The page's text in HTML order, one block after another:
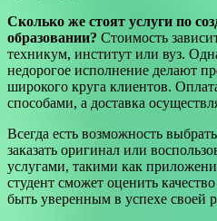
Сколько же стоят услуги по
образовании? Стоимость
техникум, институт или вуз.
недорогое исполнение делают
широкого круга клиентов.
способами, а доставка
Всегда есть возможность
заказать оригинал или
услугами, такими как
студент сможет оценить
быть уверенным в успехе своей